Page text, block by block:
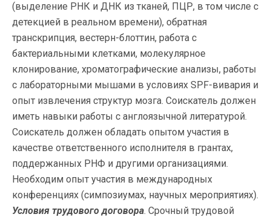
(выделение РНК и ДНК из тканей, ПЦР, в том числе с
детекцией в реальном времени), обратная
транскрипция, вестерн-блоттин, работа с
бактериальными клетками, молекулярное
клонирование, хроматографические анализы, работы
с лабораторными мышами в условиях SPF-вивария и
опыт извлечения структур мозга. Соискатель должен
иметь навыки работы с англоязычной литературой.
Соискатель должен обладать опытом участия в
качестве ответственного исполнителя в грантах,
поддержанных РНФ и другими организациями.
Необходим опыт участия в международных
конференциях (симпозиумах, научных мероприятиях).
Условия трудового договора. Срочный трудовой